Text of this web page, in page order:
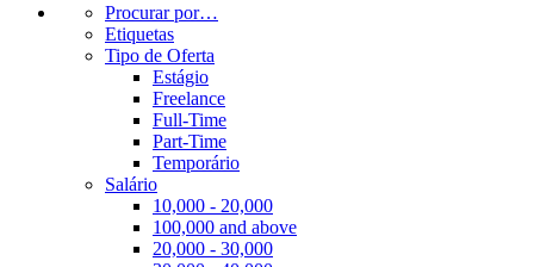
Procurar por…
Etiquetas
Tipo de Oferta
Estágio
Freelance
Full-Time
Part-Time
Temporário
Salário
10,000 - 20,000
100,000 and above
20,000 - 30,000